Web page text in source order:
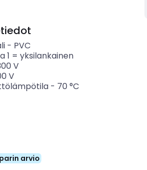
- PVC
1 = yksilankainen
V
V
- 70 °C
arvio